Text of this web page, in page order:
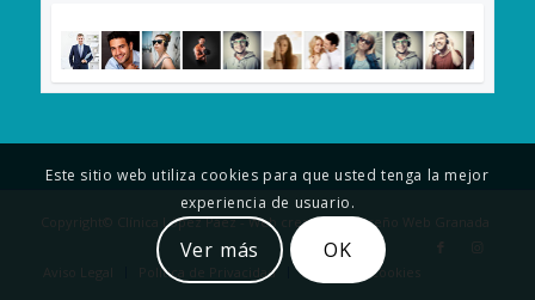
Copyright© Clínica López Páez - Web creada porDiseño Web Granada
Aviso Legal Política de Privacidad Política de cookies
Este sitio web utiliza cookies para que usted tenga la mejor
experiencia de usuario.
Ver más OK